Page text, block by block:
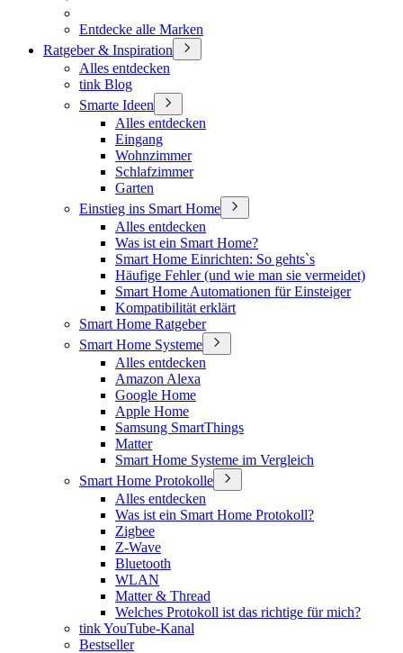
Entdecke alle Marken
Ratgeber & Inspiration
Alles entdecken
tink Blog
Smarte Ideen
Alles entdecken
Eingang
Wohnzimmer
Schlafzimmer
Garten
Einstieg ins Smart Home
Alles entdecken
Was ist ein Smart Home?
Smart Home Einrichten: So gehts`s
Häufige Fehler (und wie man sie vermeidet)
Smart Home Automationen für Einsteiger
Kompatibilität erklärt
Smart Home Ratgeber
Smart Home Systeme
Alles entdecken
Amazon Alexa
Google Home
Apple Home
Samsung SmartThings
Matter
Smart Home Systeme im Vergleich
Smart Home Protokolle
Alles entdecken
Was ist ein Smart Home Protokoll?
Zigbee
Z-Wave
Bluetooth
WLAN
Matter & Thread
Welches Protokoll ist das richtige für mich?
tink YouTube-Kanal
Bestseller